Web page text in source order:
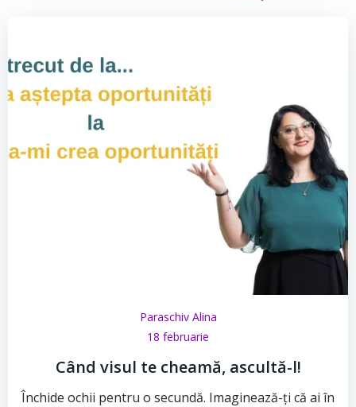
Paraschiv Alina
18 februarie
Când visul te cheamă, ascultă-l!
Închide ochii pentru o secundă. Imaginează-ți că ai în